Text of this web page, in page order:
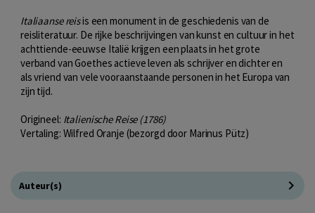
Italiaanse reisis een monument in de geschiedenis van de
reisliteratuur. De rijke beschrijvingen van kunst en cultuur in het
achttiende-eeuwse Italië krijgen een plaats in het grote
verband van Goethes actieve leven als schrijver en dichter en
als vriend van vele vooraanstaande personen in het Europa van
zijn tijd.
Origineel: Italienische Reise (1786)
Vertaling: Wilfred Oranje (bezorgd door Marinus Pütz)
Auteur(s)